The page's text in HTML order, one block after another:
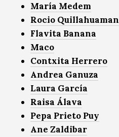
María Medem
Rocio Quillahuaman
Flavita Banana
Maco
Contxita Herrero
Andrea Ganuza
Laura García
Raisa Álava
Pepa Prieto Puy
Ane Zaldibar